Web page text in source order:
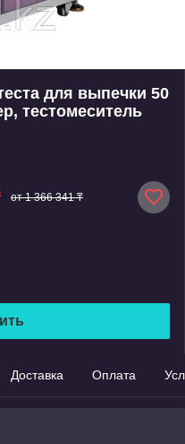
для выпечки 50
тестомеситель
от 1 366 341 ₸
Доставка Оплата